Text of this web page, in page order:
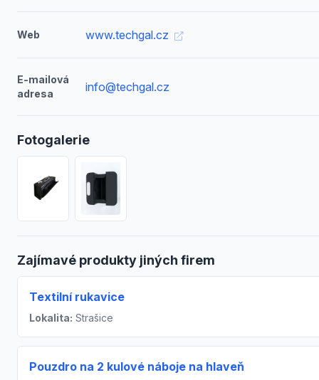
Web www.techgal.cz
E-mailová
adresa
info@techgal.cz
Fotogalerie
Zajímavé produkty jiných firem
Textilní rukavice
Lokalita: Strašice
Pouzdro na 2 kulové náboje na hlaveň